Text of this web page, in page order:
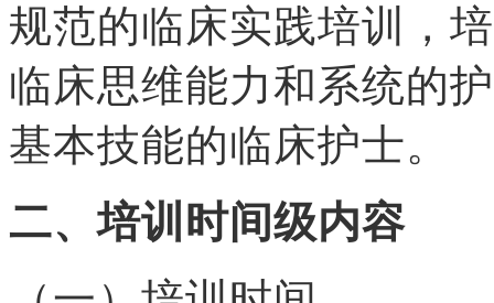
规范的临床实践培训，
临床思维能力和系统的
基本技能的临床护士。
二、培训时间级内容